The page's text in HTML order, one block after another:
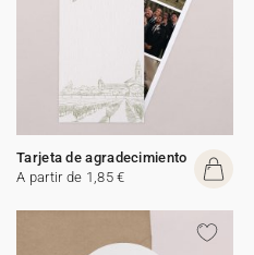
Tarjeta de agradecimiento
A partir de 1,85 €